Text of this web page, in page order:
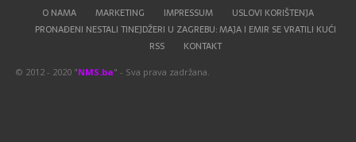
O NAMA MARKETING IMPRESSUM
USLOVI KORIŠTENJA
PRONAĐENI NESTALI TINEJDŽERI U ZAGREBU: MAJA I EMIR SE VRATILI KUĆI
RSS
KONTAKT
© 2012 - 2020 "NMS.ba" - Sva prava zadržana.